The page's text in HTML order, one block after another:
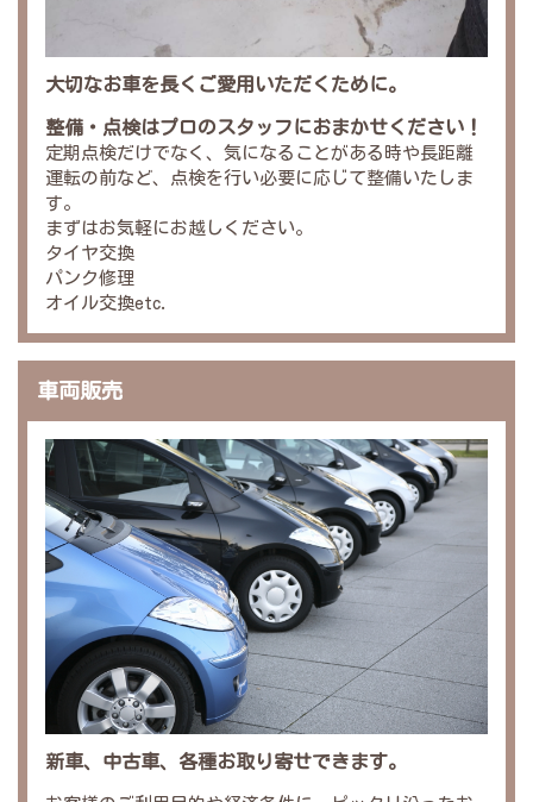
大切なお車を長くご愛用いただくために。
整備・点検はプロのスタッフにおまかせください！
定期点検だけでなく、気になることがある時や長距離
運転の前など、点検を行い必要に応じて整備いたしま
す。
まずはお気軽にお越しください。
タイヤ交換
パンク修理
オイル交換etc.
車両販売
新車、中古車、各種お取り寄せできます。